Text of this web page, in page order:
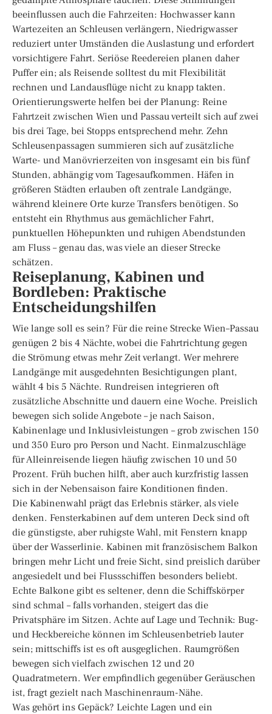
beeinflussen auch die Fahrzeiten: Hochwasser kann
Wartezeiten an Schleusen verlängern, Niedrigwasser
reduziert unter Umständen die Auslastung und erfordert
vorsichtigere Fahrt. Seriöse Reedereien planen daher
Puffer ein; als Reisende solltest du mit Flexibilität
rechnen und Landausflüge nicht zu knapp takten.
Orientierungswerte helfen bei der Planung: Reine
Fahrtzeit zwischen Wien und Passau verteilt sich auf zwei
bis drei Tage, bei Stopps entsprechend mehr. Zehn
Schleusenpassagen summieren sich auf zusätzliche
Warte- und Manövrierzeiten von insgesamt ein bis fünf
Stunden, abhängig vom Tagesaufkommen. Häfen in
größeren Städten erlauben oft zentrale Landgänge,
während kleinere Orte kurze Transfers benötigen. So
entsteht ein Rhythmus aus gemächlicher Fahrt,
punktuellen Höhepunkten und ruhigen Abendstunden
am Fluss – genau das, was viele an dieser Strecke
schätzen.
Reiseplanung, Kabinen und
Bordleben: Praktische
Entscheidungshilfen
Wie lange soll es sein? Für die reine Strecke Wien–Passau
genügen 2 bis 4 Nächte, wobei die Fahrtrichtung gegen
die Strömung etwas mehr Zeit verlangt. Wer mehrere
Landgänge mit ausgedehnten Besichtigungen plant,
wählt 4 bis 5 Nächte. Rundreisen integrieren oft
zusätzliche Abschnitte und dauern eine Woche. Preislich
bewegen sich solide Angebote – je nach Saison,
Kabinenlage und Inklusivleistungen – grob zwischen 150
und 350 Euro pro Person und Nacht. Einmalzuschläge
für Alleinreisende liegen häufig zwischen 10 und 50
Prozent. Früh buchen hilft, aber auch kurzfristig lassen
sich in der Nebensaison faire Konditionen finden.
Die Kabinenwahl prägt das Erlebnis stärker, als viele
denken. Fensterkabinen auf dem unteren Deck sind oft
die günstigste, aber ruhigste Wahl, mit Fenstern knapp
über der Wasserlinie. Kabinen mit französischem Balkon
bringen mehr Licht und freie Sicht, sind preislich darüber
angesiedelt und bei Flussschiffen besonders beliebt.
Echte Balkone gibt es seltener, denn die Schiffskörper
sind schmal – falls vorhanden, steigert das die
Privatsphäre im Sitzen. Achte auf Lage und Technik: Bug-
und Heckbereiche können im Schleusenbetrieb lauter
sein; mittschiffs ist es oft ausgeglichen. Raumgrößen
bewegen sich vielfach zwischen 12 und 20
Quadratmetern. Wer empfindlich gegenüber Geräuschen
ist, fragt gezielt nach Maschinenraum-Nähe.
Was gehört ins Gepäck? Leichte Lagen und ein